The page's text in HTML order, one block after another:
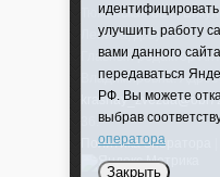
Тюменская обл.,
Ленина, д. 5).
Главный редактор
Владимировна.
36.
Политика оператора
улучшить работу
вами данного
передаваться
РФ. Вы можете
выбрав
оператора
Закрыть